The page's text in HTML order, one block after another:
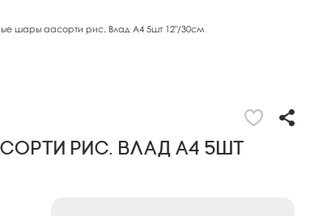
шары аасорти рис. Влад А4 5шт 12"/30см
рис. Влад А4 5шт